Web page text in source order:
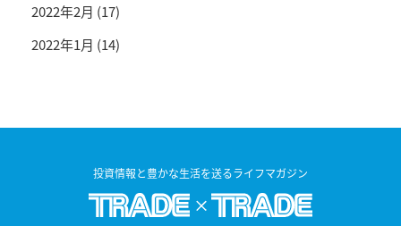
2022年2月 (17)
2022年1月 (14)
投資情報と豊かな生活を送るライフマガジン